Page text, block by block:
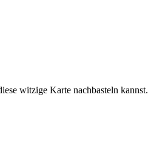
witzige Karte nachbasteln kannst.